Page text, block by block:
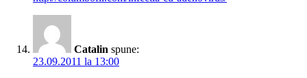
Catalin spune:
23.09.2011 la 13:00